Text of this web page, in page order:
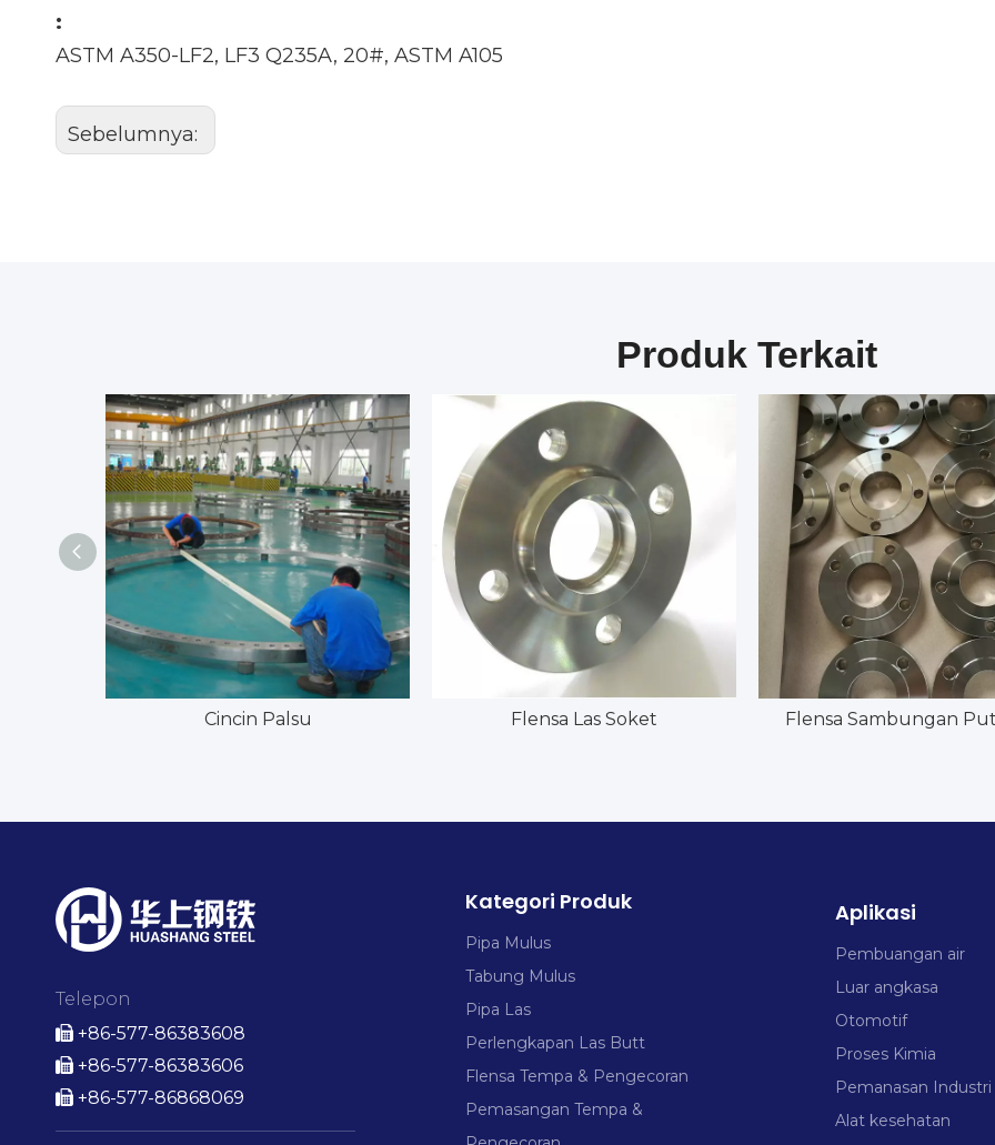
:
ASTM A350-LF2, LF3 Q235A, 20#, ASTM A105
Sebelumnya:
Produk Terkait
Cincin Palsu Flensa Las Soket Flensa Sambungan
Telepon
 +86-577-86383608
 +86-577-86383606
 +86-577-86868069
Kategori Produk
Pipa Mulus
Tabung Mulus
Pipa Las
Perlengkapan Las Butt
Flensa Tempa & Pengecoran
Pemasangan Tempa &
Aplikasi
Pembuangan air
Luar angkasa
Otomotif
Proses Kimia
Pemanasan Industri
Alat kesehatan